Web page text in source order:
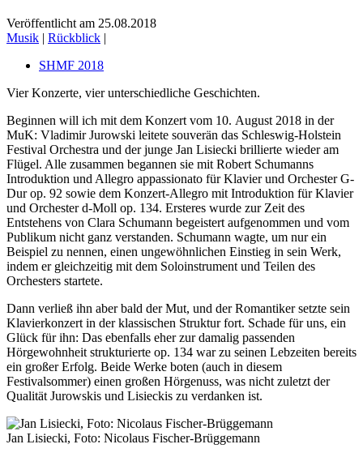
Veröffentlicht am 25.08.2018
Musik | Rückblick |
SHMF 2018
Vier Konzerte, vier unterschiedliche Geschichten.
Beginnen will ich mit dem Konzert vom 10. August 2018 in der
MuK: Vladimir Jurowski leitete souverän das Schleswig-Holstein
Festival Orchestra und der junge Jan Lisiecki brillierte wieder am
Flügel. Alle zusammen begannen sie mit Robert Schumanns
Introduktion und Allegro appassionato für Klavier und Orchester G-
Dur op. 92 sowie dem Konzert-Allegro mit Introduktion für Klavier
und Orchester d-Moll op. 134. Ersteres wurde zur Zeit des
Entstehens von Clara Schumann begeistert aufgenommen und vom
Publikum nicht ganz verstanden. Schumann wagte, um nur ein
Beispiel zu nennen, einen ungewöhnlichen Einstieg in sein Werk,
indem er gleichzeitig mit dem Soloinstrument und Teilen des
Orchesters startete.
Dann verließ ihn aber bald der Mut, und der Romantiker setzte sein
Klavierkonzert in der klassischen Struktur fort. Schade für uns, ein
Glück für ihn: Das ebenfalls eher zur damalig passenden
Hörgewohnheit strukturierte op. 134 war zu seinen Lebzeiten bereits
ein großer Erfolg. Beide Werke boten (auch in diesem
Festivalsommer) einen großen Hörgenuss, was nicht zuletzt der
Qualität Jurowskis und Lisieckis zu verdanken ist.
Jan Lisiecki, Foto: Nicolaus Fischer-Brüggemann